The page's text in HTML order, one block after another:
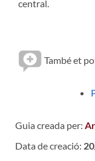
central.
També et
Guia creada per:
Data de creació: